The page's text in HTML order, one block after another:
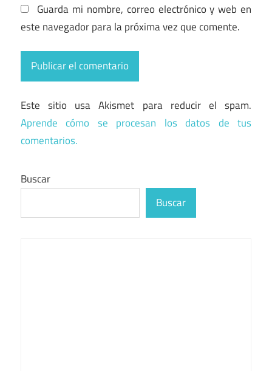
Guarda mi nombre, correo electrónico y web en
este navegador para la próxima vez que comente.
Este sitio usa Akismet para reducir el spam.
Aprende cómo se procesan los datos de tus
comentarios.
Buscar
Buscar